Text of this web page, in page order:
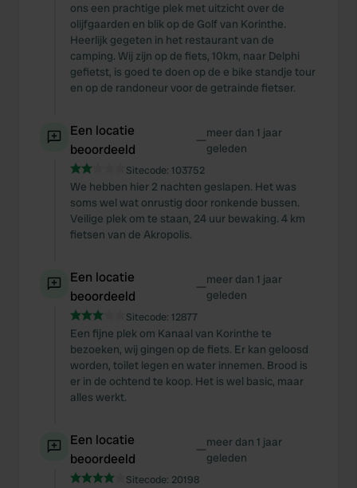
ons een prachtige plek met uitzicht over de
olijfgaarden en blik op de Golf van Korinthe.
Heerlijk gegeten in het restaurant van de
camping. Wij zijn op de fiets, 10km, naar Delphi
gefietst, is goed te doen op de e bike standje tour
en op de randoneur voor de getrainde fietser.
Een locatie
beoordeeld
—meer dan 1 jaar
geleden
Sitecode: 103752
We hebben hier 2 nachten geslapen. Het was
soms wel wat onrustig door ronkende bussen.
Veilige plek om te staan, 24 uur bewaking. 4 km
fietsen van de Akropolis.
Een locatie
beoordeeld
—meer dan 1 jaar
geleden
Sitecode: 12877
Een fijne plek om Kanaal van Korinthe te
bezoeken, wij gingen op de fiets. Er kan geloosd
worden, toilet legen en water innemen. Brood is
er in de ochtend te koop. Het is wel basic, maar
alles werkt.
Een locatie
beoordeeld
—meer dan 1 jaar
geleden
Sitecode: 20198